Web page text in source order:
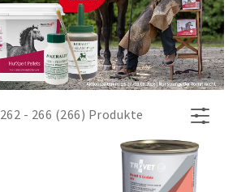
262 - 266 (266) Produkte